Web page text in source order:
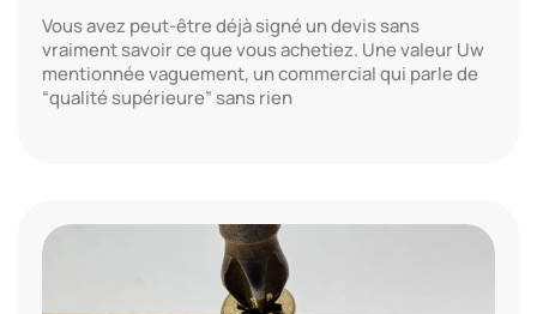
Vous avez peut-être déjà signé un devis sans
vraiment savoir ce que vous achetiez. Une valeur Uw
mentionnée vaguement, un commercial qui parle de
“qualité supérieure” sans rien